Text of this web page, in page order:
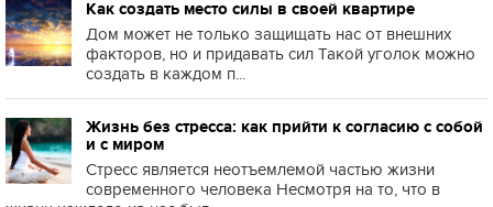
Как создать место силы в своей квартире
Дом может не только защищать нас от внешних
факторов, но и придавать сил Такой уголок можно
создать в каждом п...
Жизнь без стресса: как прийти к согласию с собой
и с миром
Стресс является неотъемлемой частью жизни
современного человека Несмотря на то, что в